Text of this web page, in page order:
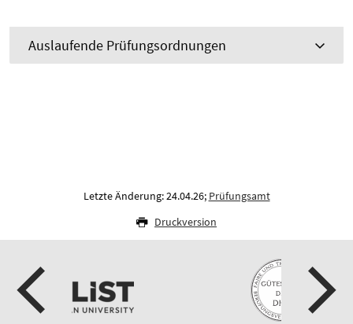
Auslaufende Prüfungsordnungen
Letzte Änderung: 24.04.26; Prüfungsamt
Druckversion